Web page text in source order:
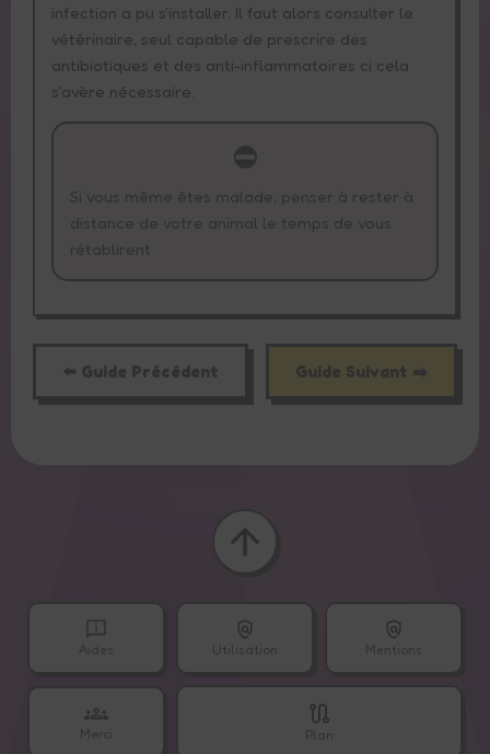
infection a pu s'installer. Il faut alors consulter le
vétérinaire, seul capable de prescrire des
antibiotiques et des anti-inflammatoires ci cela
s'avère nécessaire.
Si vous même êtes malade, penser à rester à
distance de votre animal le temps de vous
rétablirent
⬅️ Guide Précédent Guide Suivant ➡️
Aides Utilisation Mentions
Merci Plan